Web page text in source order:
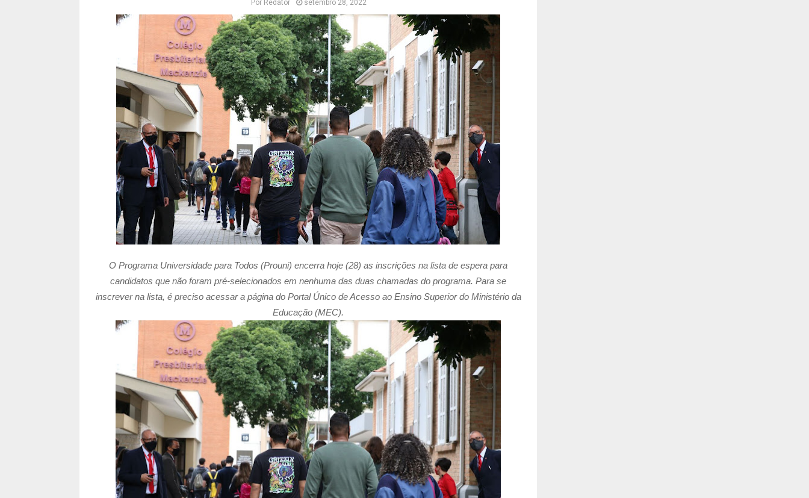
Por Redator setembro 28, 2022
O Programa Universidade para Todos (Prouni) encerra hoje (28) as inscrições na lista de espera para
candidatos que não foram pré-selecionados em nenhuma das duas chamadas do programa. Para se
inscrever na lista, é preciso acessar a página do Portal Único de Acesso ao Ensino Superior do Ministério da
Educação (MEC).